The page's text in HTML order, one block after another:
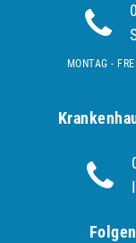
MONTAG -